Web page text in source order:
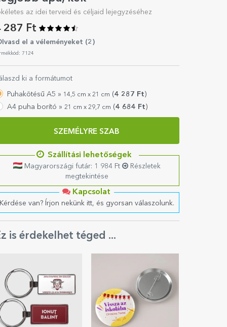
az idei terveid és céljaid lejegyzéséhez
287 Ft
el a véleményeket (2 )
7124
ki a formátumot
Puhakötésű A5 » 14,5 cm x 21 cm (4 287 Ft)
A4 puha borító » 21 cm x 29,7 cm (4 684 Ft )
SZEMÉLYRE SZAB
Szállítási lehetőségek
Magyarországi futár: 1 984 Ft
Részletek
megtekintése
Kapcsolat
van? Írjon nekünk itt, és gyorsan válaszolunk.
is érdekelhet téged ...